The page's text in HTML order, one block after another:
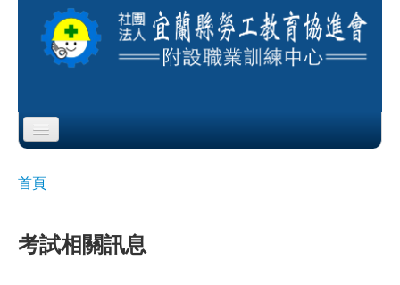
Skip to content
Skip to navigation
服務項目
您在這裡
首頁
考試相關訊息